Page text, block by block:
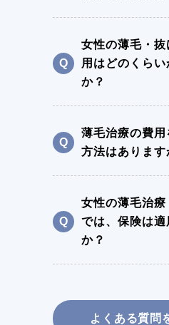
女性の薄毛・
用はどのくら
か？
薄毛治療の費用
方法はあります
女性の薄毛治
では、保険は適
か？
よくある質問